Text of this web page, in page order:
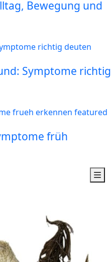
Bewegung und
Symptome richtig
früh